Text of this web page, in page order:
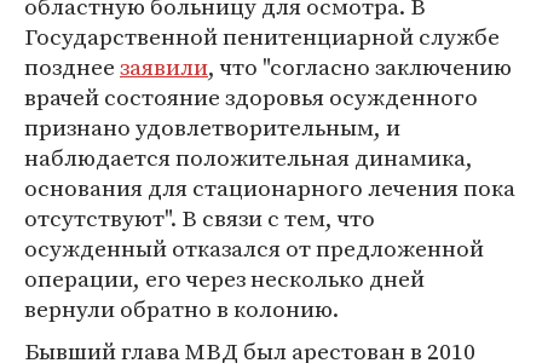
Государственной пенитенциарной службе
позднеезаявили, что "согласно заключению
врачей состояние здоровья осужденного
признано удовлетворительным, и
наблюдается положительная динамика,
основания для стационарного лечения пока
отсутствуют". В связи с тем, что
осужденный отказался от предложенной
операции, его через несколько дней
вернули обратно в колонию.
Бывший глава МВД был арестован в 2010